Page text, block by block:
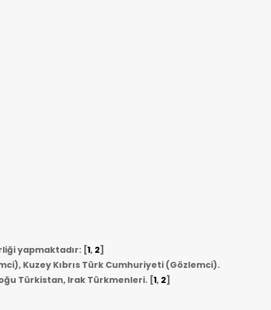
yapmaktadır: [1, 2]
Kuzey Kıbrıs Türk Cumhuriyeti (Gözlemci).
Türkistan, Irak Türkmenleri.[1, 2]